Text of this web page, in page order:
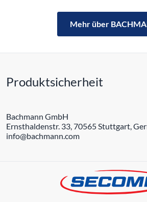
Mehr über
Produktsicherheit
Bachmann GmbH
Ernsthaldenstr. 33, 70565 Stuttgart,
info@bachmann.com